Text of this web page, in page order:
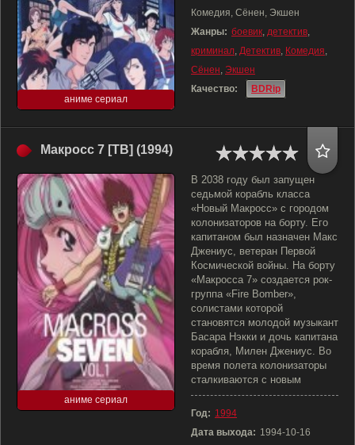
аниме сериал
Комедия, Сёнен, Экшен
Жанры: боевик, детектив,
криминал, Детектив, Комедия,
Сёнен, Экшен
Качество:
BDRip
Макросс 7 [ТВ] (1994)
аниме сериал
В 2038 году был запущен
седьмой корабль класса
«Новый Макросс» с городом
колонизаторов на борту. Его
капитаном был назначен Макс
Джениус, ветеран Первой
Космической войны. На борту
«Макросса 7» создается рок-
группа «Fire Bomber»,
солистами которой
становятся молодой музыкант
Басара Нэкки и дочь капитана
корабля, Милен Джениус. Во
время полета колонизаторы
сталкиваются с новым
Год: 1994
Дата выхода: 1994-10-16